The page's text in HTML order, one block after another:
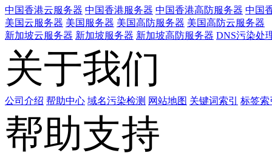
中国香港云服务器 中国香港服务器 中国香港高防服务器 中国
美国云服务器 美国服务器 美国高防服务器 美国高防云服务器
新加坡云服务器 新加坡服务器 新加坡高防服务器 DNS污染处
关于我们
公司介绍 帮助中心 域名污染检测 网站地图 关键词索引 标签索
帮助支持